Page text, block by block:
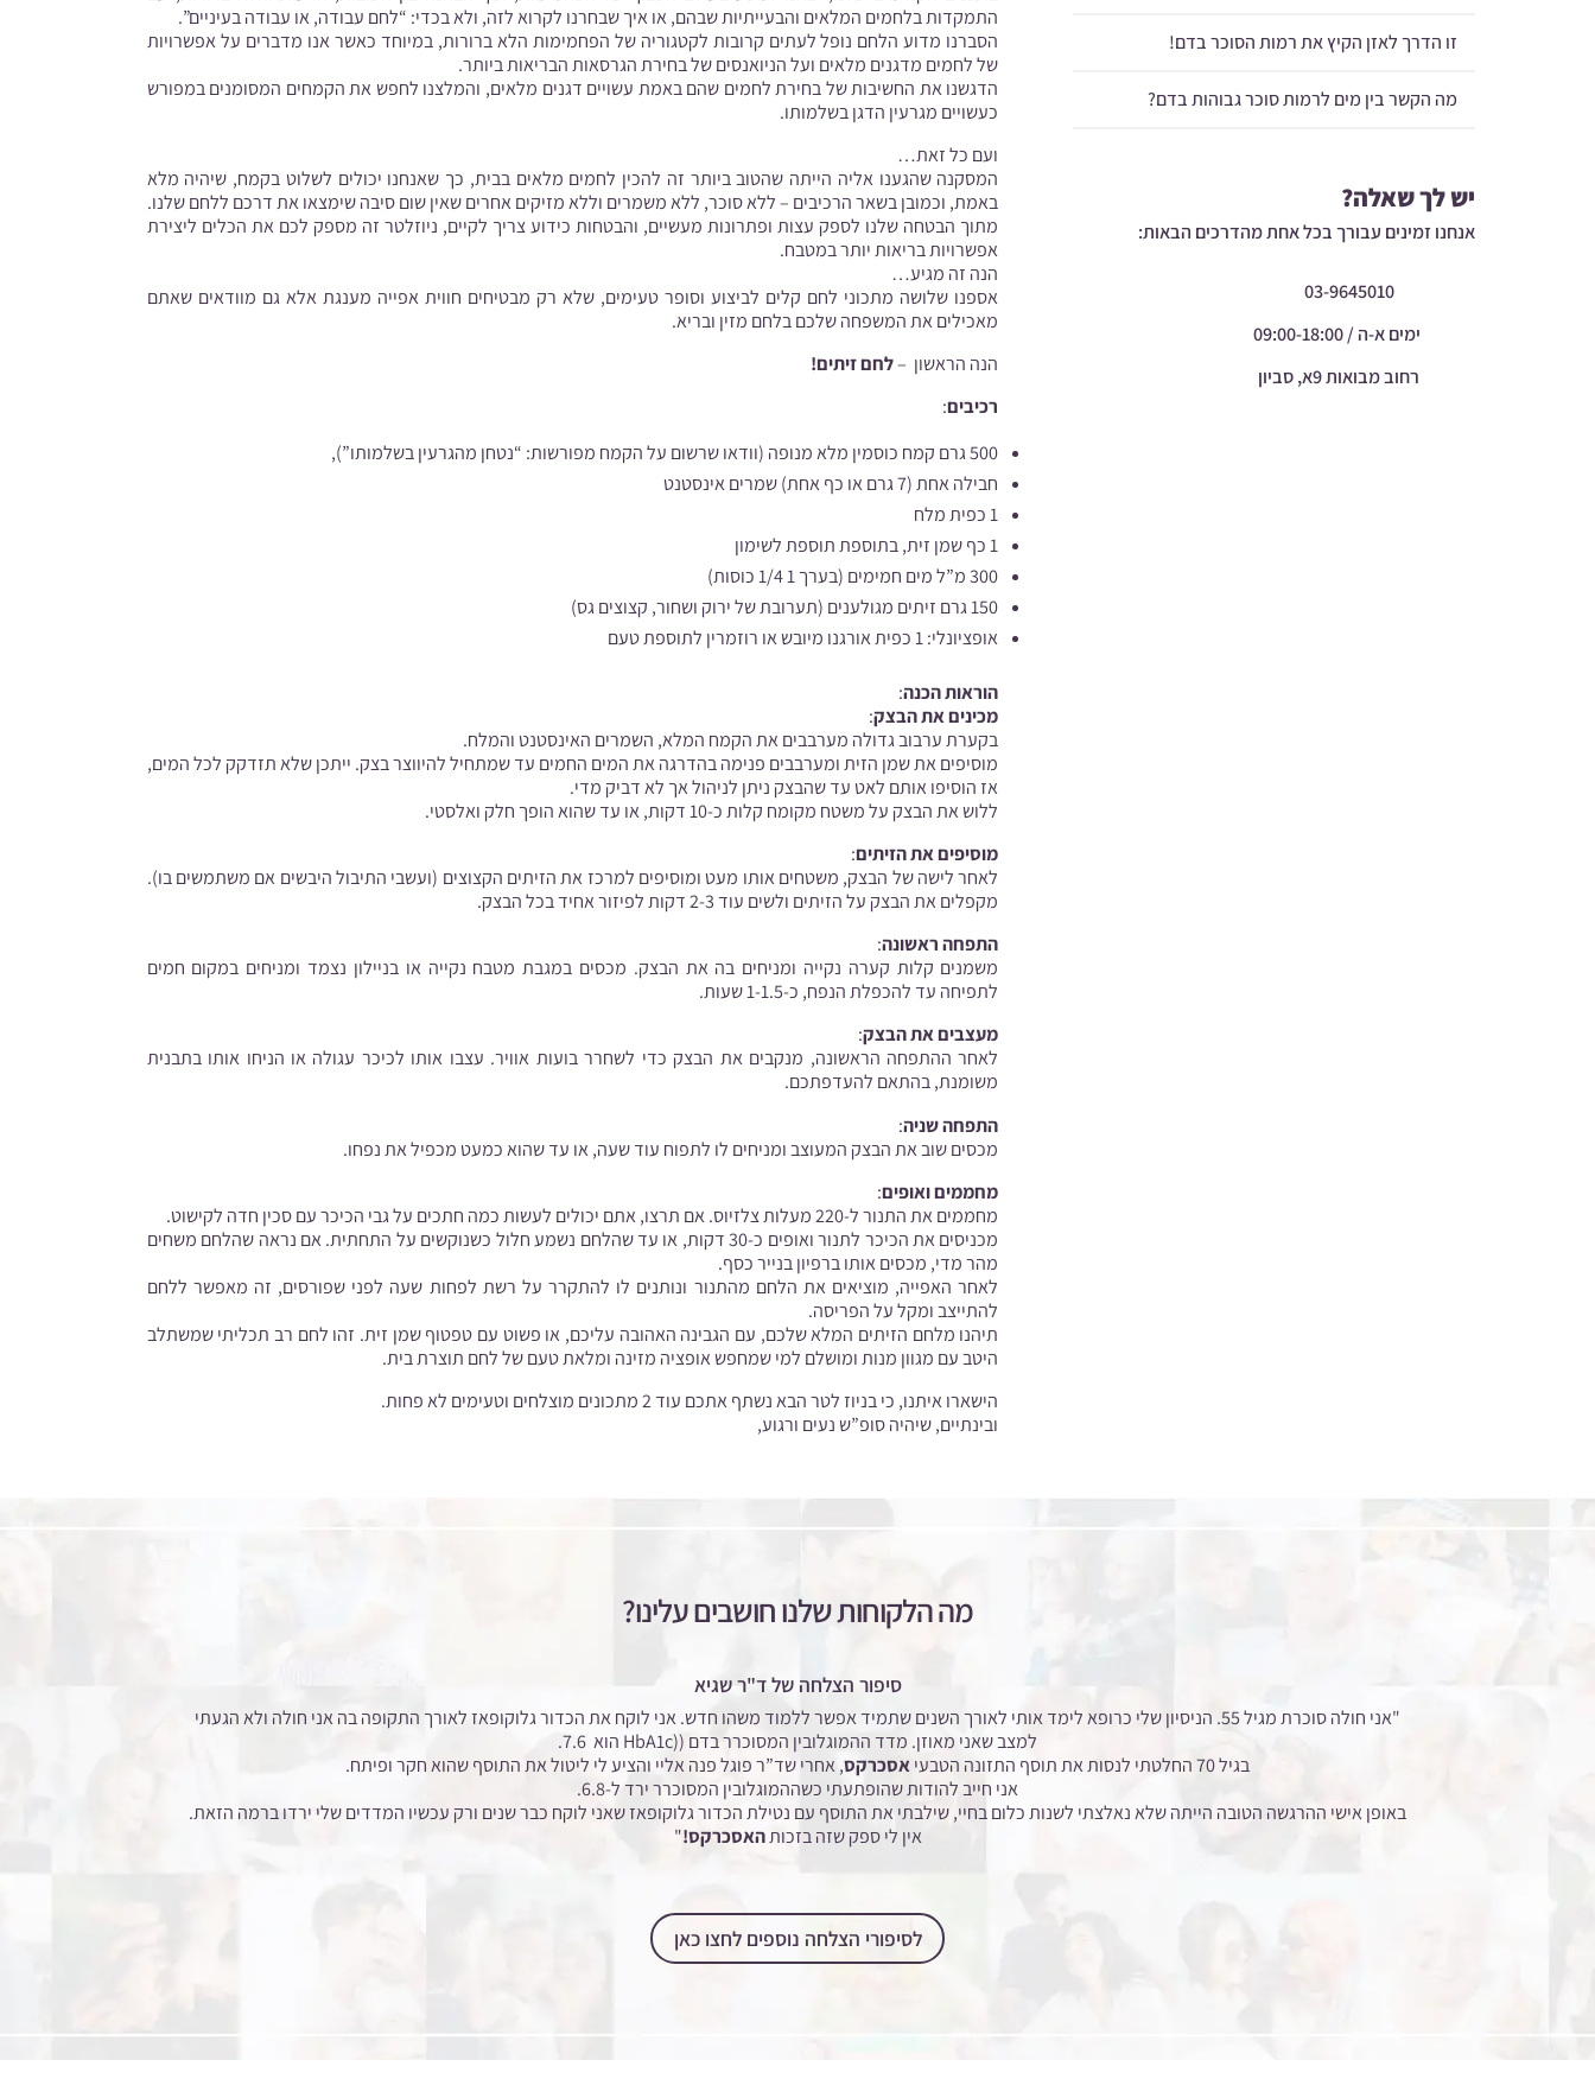
התמקדותבלחמים המלאים והבעייתיות שבהם, או איך שבחרנו לקרוא לזה, ולא בכדי: “לחם עבודה, או עבודה בעיניים”.
הסברנו מדוע הלחם נופל לעתים קרובות לקטגוריה של הפחמימות הלא ברורות, במיוחד כאשר אנו מדברים על אפשרויות
של לחמים מדגנים מלאים ועל הניואנסים של בחירת הגרסאות הבריאות ביותר.
הדגשנו את החשיבות של בחירת לחמים שהם באמת עשויים דגנים מלאים, והמלצנו לחפש את הקמחים המסומנים במפורש
כעשויים מגרעין הדגן בשלמותו.
ועם כל זאת…
המסקנה שהגענו אליה הייתה שהטוב ביותר זה להכין לחמים מלאים בבית, כך שאנחנו יכולים לשלוט בקמח, שיהיה מלא
באמת, וכמובן בשאר הרכיבים – ללא סוכר, ללא משמרים וללא מזיקים אחרים שאין שום סיבה שימצאו את דרכם ללחם שלנו.
מתוך הבטחה שלנו לספק עצות ופתרונות מעשיים, והבטחות כידוע צריך לקיים, ניוזלטר זה מספק לכם את הכלים ליצירת
אפשרויות בריאות יותר במטבח.
הנה זה מגיע…
אספנו שלושה מתכוני לחם קלים לביצוע וסופר טעימים, שלא רק מבטיחים חווית אפייה מענגת אלא גם מוודאים שאתם
מאכילים את המשפחה שלכם בלחם מזין ובריא.
הנה הראשון –לחם זיתים!
רכיבים:
500 גרם קמח כוסמין מלא מנופה (וודאו שרשום על הקמח מפורשות: “נטחן מהגרעין בשלמותו”),
חבילה אחת (7 גרם או כף אחת) שמרים אינסטנט
1 כפית מלח
1 כף שמן זית, בתוספת תוספת לשימון
300 מ”ל מים חמימים (בערך 1 1/4 כוסות)
150 גרם זיתים מגולענים (תערובת של ירוק ושחור, קצוצים גס)
אופציונלי: 1 כפית אורגנו מיובש או רוזמרין לתוספת טעם
הוראות הכנה:
מכינים את הבצק:
בקערת ערבוב גדולה מערבבים את הקמח המלא, השמרים האינסטנט והמלח.
מוסיפים את שמן הזית ומערבבים פנימה בהדרגה את המים החמים עד שמתחיל להיווצר בצק. ייתכן שלא תזדקק לכל המים,
אז הוסיפו אותם לאט עד שהבצק ניתן לניהול אך לא דביק מדי.
ללוש את הבצק על משטח מקומח קלות כ-10 דקות, או עד שהוא הופך חלק ואלסטי.
מוסיפים את הזיתים:
לאחר לישה של הבצק, משטחים אותו מעט ומוסיפים למרכז את הזיתים הקצוצים (ועשבי התיבול היבשים אם משתמשים בו).
מקפלים את הבצק על הזיתים ולשים עוד 2-3 דקות לפיזור אחיד בכל הבצק.
התפחה ראשונה:
משמנים קלות קערה נקייה ומניחים בה את הבצק. מכסים במגבת מטבח נקייה או בניילון נצמד ומניחים במקום חמים
לתפיחה עד להכפלת הנפח, כ-1-1.5 שעות.
מעצבים את הבצק:
לאחר ההתפחה הראשונה, מנקבים את הבצק כדי לשחרר בועות אוויר. עצבו אותו לכיכר עגולה או הניחו אותו בתבנית
משומנת, בהתאם להעדפתכם.
התפחה שניה:
מכסים שוב את הבצק המעוצב ומניחים לו לתפוח עוד שעה, או עד שהוא כמעט מכפיל את נפחו.
מחממים ואופים:
מחממים את התנור ל-220 מעלות צלזיוס. אם תרצו, אתם יכולים לעשות כמה חתכים על גבי הכיכר עם סכין חדה לקישוט.
מכניסים את הכיכר לתנור ואופים כ-30 דקות, או עד שהלחם נשמע חלול כשנוקשים על התחתית. אם נראה שהלחם משחים
מהר מדי, מכסים אותו ברפיון בנייר כסף.
לאחר האפייה, מוציאים את הלחם מהתנור ונותנים לו להתקרר על רשת לפחות שעה לפני שפורסים, זה מאפשר ללחם
להתייצב ומקל על הפריסה.
תיהנו מלחם הזיתים המלא שלכם, עם הגבינה האהובה עליכם, או פשוט עם טפטוף שמן זית. זהו לחם רב תכליתי שמשתלב
היטב עם מגוון מנות ומושלם למי שמחפש אופציה מזינה ומלאת טעם של לחם תוצרת בית.
הישארו איתנו, כי בניוז לטר הבא נשתף אתכם עוד 2 מתכונים מוצלחים וטעימים לא פחות.
ובינתיים, שיהיה סופ”ש נעים ורגוע,
זו הדרך לאזן הקיץ את רמות הסוכר בדם!
מה הקשר בין מים לרמות סוכר גבוהות בדם?
יש לך שאלה?
אנחנו זמינים עבורך בכל אחת מהדרכים הבאות:
03-9645010
ימים א-ה / 09:00-18:00
רחוב מבואות 9א, סביון
מה הלקוחות שלנו חושבים עלינו?
סיפור הצלחה של ד"ר שגיא
"אני חולה סוכרת מגיל 55. הניסיון שלי כרופא לימד אותי לאורך השנים שתמיד אפשר ללמוד משהו חדש. אני לוקח את הכדור גלוקופאז לאורך התקופה בה אני חולה ולא הגעתי
למצב שאני מאוזן. מדד ההמוגלובין המסוכרר בדם ((HbA1c
הוא 7.6.
בגיל 70 החלטתי לנסות את תוסף התזונה הטבעי
אסכרקס, אחרי שד”ר פוגל פנה אליי והציע לי ליטול את התוסף שהוא חקר ופיתח.
אני חייב להודות שהופתעתי כשההמוגלובין המסוכרר ירד ל-6.8.
באופן אישי ההרגשה הטובה הייתה שלא נאלצתי לשנות כלום בחיי, שילבתי את התוסף עם נטילת הכדור גלוקופאז שאני לוקח כבר שנים ורק עכשיו המדדים שלי ירדו ברמה הזאת.
אין לי ספק שזה בזכותהאסכרקס!"
לסיפורי הצלחה נוספים לחצו כאן